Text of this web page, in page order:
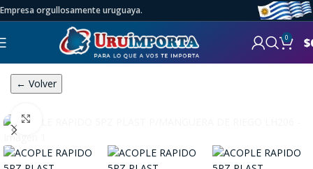
Empresa orgullosamente uruguaya.
0 $
← Volver